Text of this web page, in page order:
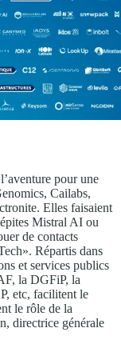
pour une
Cailabs,
Elles faisaient
Mistral AI ou
de contacts
Répartis dans
et services publics
la DGFiP, la
etc, facilitent le
le rôle de la
directrice générale